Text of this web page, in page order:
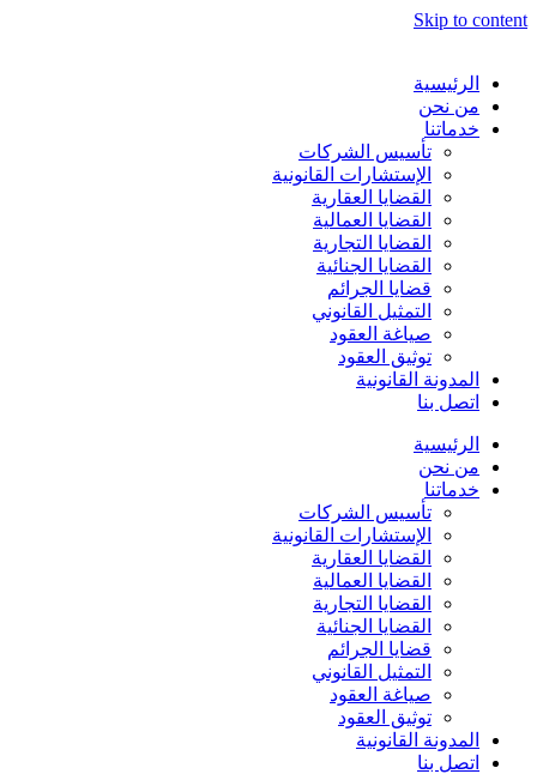
Skip to content
الرئيسية
من نحن
خدماتنا
تأسيس الشركات
الإستشارات القانونية
القضايا العقارية
القضايا العمالية
القضايا التجارية
القضايا الجنائية
قضايا الجرائم
التمثيل القانوني
صياغة العقود
توثيق العقود
المدونة القانونية
اتصل بنا
الرئيسية
من نحن
خدماتنا
تأسيس الشركات
الإستشارات القانونية
القضايا العقارية
القضايا العمالية
القضايا التجارية
القضايا الجنائية
قضايا الجرائم
التمثيل القانوني
صياغة العقود
توثيق العقود
المدونة القانونية
اتصل بنا